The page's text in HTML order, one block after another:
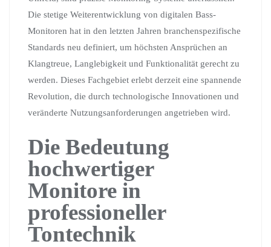
Die stetige Weiterentwicklung von digitalen Bass-
Monitoren hat in den letzten Jahren branchenspezifische
Standards neu definiert, um höchsten Ansprüchen an
Klangtreue, Langlebigkeit und Funktionalität gerecht zu
werden. Dieses Fachgebiet erlebt derzeit eine spannende
Revolution, die durch technologische Innovationen und
veränderte Nutzungsanforderungen angetrieben wird.
Die Bedeutung
hochwertiger
Monitore in
professioneller
Tontechnik